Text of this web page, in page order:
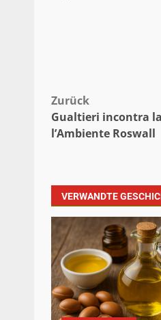
Zurück
Gualtieri incontra
l’Ambiente Roswall
VERWANDTE